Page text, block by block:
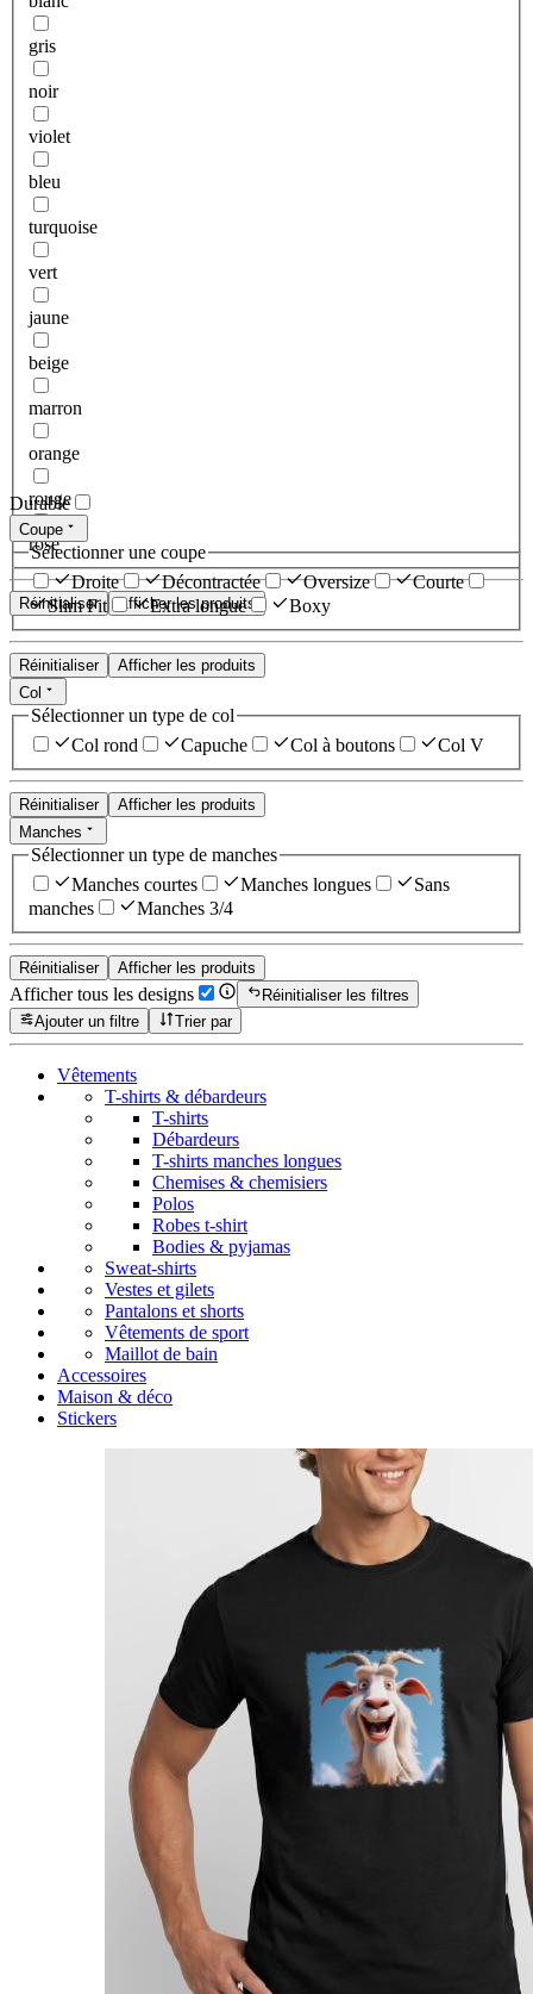
gris
noir
violet
bleu
turquoise
vert
jaune
beige
marron
orange
rouge
rose
Réinitialiser Afficher les produits
Durable
Coupe
Sélectionner une coupe
Droite
Décontractée Oversize
Courte
Slim Fit
Extra longue Boxy
Réinitialiser
Afficher les produits
Col
Sélectionner un type de col
Col rond
Capuche Col à boutons Col V
Réinitialiser
Afficher les produits
Manches
Sélectionner un type de manches
Manches courtes
Manches longues
Sans
manches
Manches 3/4
Réinitialiser Afficher les produits
Afficher tous les designs
Réinitialiser les filtres
Ajouter un filtre
Trier par
Vêtements
T-shirts & débardeurs
T-shirts
Débardeurs
T-shirts manches longues
Chemises & chemisiers
Polos
Robes t-shirt
Bodies & pyjamas
Sweat-shirts
Vestes et gilets
Pantalons et shorts
Vêtements de sport
Maillot de bain
Accessoires
Maison & déco
Stickers